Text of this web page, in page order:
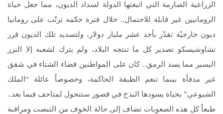
الزراعية الصارمة التي اتبعتها الدولة لسداد الديون، مما جعل حياة
الرومانيين غير قابلة للاحتمال.. خلال فترة حكمه ترتّب على رومانيا
ديون خارجيّة تقدّر بأحد عشر مليار دولار، ولتسديد تلك الديون قرر
تشاوشيسكو تصدير كل ما تنتجه البلاد، ولم يترك لشعبه إلا النزر
اليسير مما يسد الرمق.. كان على المواطنين قضاء الشتاء في شقق
غير مدفأة بينما تنعم الطبقة الحاكمة، وخصوصاً عائلة “الملك
الشيوعي” بحياة يسودها البذخ في قصور ستتحول لمتاحف فيما بعد..
طبعاً كل هذه الصعوبات تضاف إلى حالة الخوف من التنصت ومراقبة